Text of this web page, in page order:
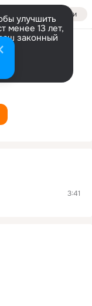
Войти
улучшить
менее 13 лет,
законный
3:41